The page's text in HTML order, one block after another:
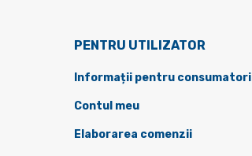
PENTRU UTILIZATOR
Informații pentru consumatori
Contul meu
Elaborarea comenzii